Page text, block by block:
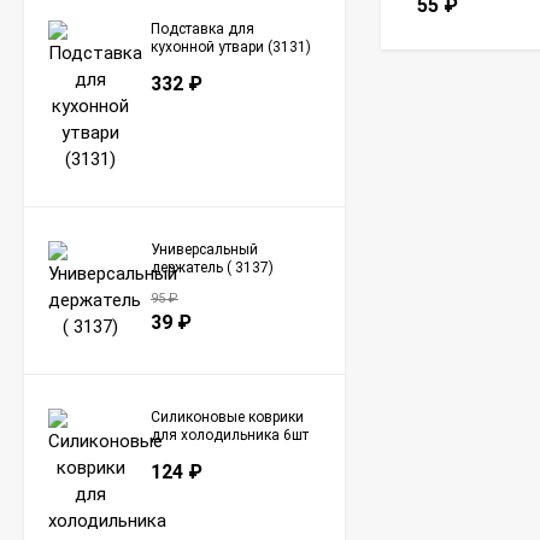
55 ₽
Подставка для
кухонной утвари (3131)
332 ₽
Универсальный
держатель ( 3137)
95₽
39 ₽
Силиконовые коврики
для холодильника 6шт
124 ₽